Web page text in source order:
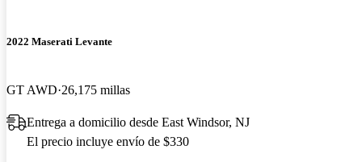
2022 Maserati Levante
GT AWD 26,175 millas
Entrega a domicilio desde East Windsor, NJ
El precio incluye envío de $330